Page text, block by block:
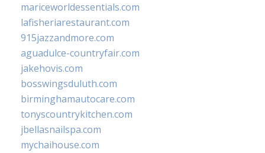
mariceworldessentials.com
lafisheriarestaurant.com
915jazzandmore.com
aguadulce-countryfair.com
jakehovis.com
bosswingsduluth.com
birminghamautocare.com
tonyscountrykitchen.com
jbellasnailspa.com
mychaihouse.com